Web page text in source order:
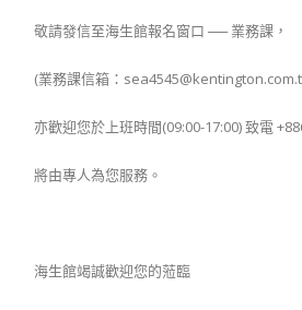
敬請發信至海生館報名窗口 ── 業務課，
(業務課信箱：
亦歡迎您於上班時間(09:00-17:00) 致電
將由專人為您服務。
海生館竭誠歡迎您的蒞臨